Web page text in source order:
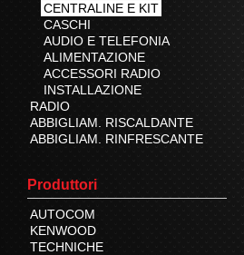
CENTRALINE E KIT
CASCHI
AUDIO E TELEFONIA
ALIMENTAZIONE
ACCESSORI RADIO
INSTALLAZIONE
RADIO
ABBIGLIAM. RISCALDANTE
ABBIGLIAM. RINFRESCANTE
Produttori
AUTOCOM
KENWOOD
TECHNICHE